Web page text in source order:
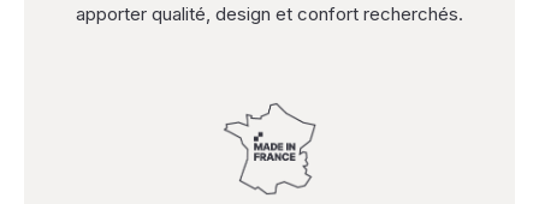
apporter qualité, design et confort recherchés.